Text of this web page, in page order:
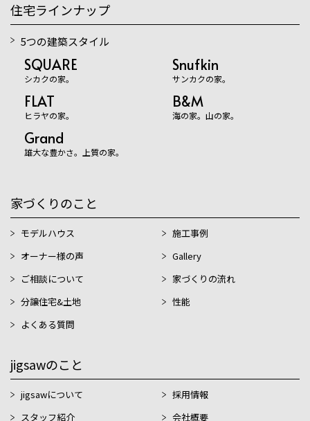
住宅ラインナップ
5つの建築スタイル
SQUARE
シカクの家。
Snufkin
サンカクの家。
FLAT
ヒラヤの家。
B&M
海の家。山の家。
Grand
雄大な豊かさ。上質の家。
家づくりのこと
モデルハウス
施工事例
オーナー様の声
Gallery
ご相談について
家づくりの流れ
分譲住宅&土地
性能
よくある質問
jigsawのこと
jigsawについて
採用情報
スタッフ紹介
会社概要